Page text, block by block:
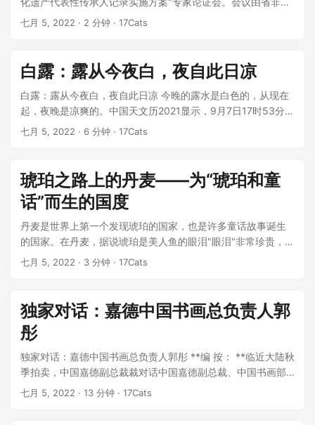
质文...
七月 5, 2022 · 2 分钟 · 17Cats
白露：露从今夜白，夜自此日凉
白露：露从今夜白，夜自此日凉 今晚的露水是白色的，从现在
起，夜晚是凉爽的。中国天文历2021显示，9月7日17时53分，
北京时间将迎来 **白露...
七月 5, 2022 · 6 分钟 · 17Cats
琥珀之路上的丹麦——为“琥珀和童
话”而生的国度
丹麦是世界上第一个发现琥珀的国家，也是许多童话故事诞生
的国家。在丹麦，据说琥珀是美人鱼的眼泪"眼泪"非常珍贵，需
要几千万...
七月 5, 2022 · 3 分钟 · 17Cats
独家对话：嘉德中国书画总负责人郭
彤
独家对话：嘉德中国书画总负责人郭彤 **编 按： **临近大陆秋
季拍卖，中国嘉德副总裁裁对话中国嘉德副总裁、中国书画部
总负责人郭彤女士。在最后一期...
七月 5, 2022 · 13 分钟 · 17Cats